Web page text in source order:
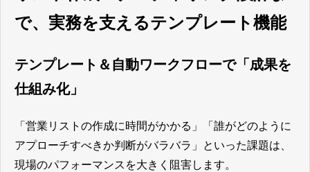
で、実務を支えるテンプレート機能
テンプレート＆自動ワークフローで「成果を
仕組み化」
「営業リストの作成に時間がかかる」「誰がどのように
アプローチすべきか判断がバラバラ」といった課題は、
現場のパフォーマンスを大きく阻害します。